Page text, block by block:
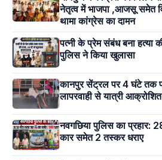
नेतृत्व में भाजपा ,आजसू समेत
थामा कांग्रेस का दामन
पत्नी के प्रेम संबंध बना हत्या
पुलिस ने किया खुलासा
कानपुर सेंट्रल पर 4 घंटे तक
लापरवाही से यात्री आक्रोशित
नवगछिया पुलिस का प्रहार:
कार समेत 2 तस्कर धराए